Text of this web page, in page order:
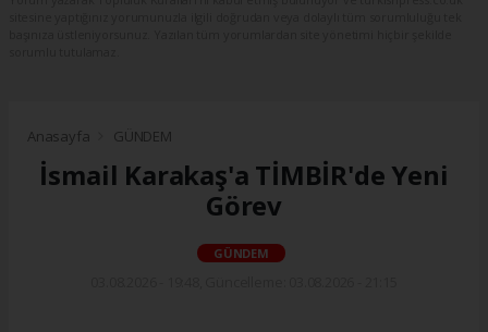
Anasayfa GÜNDEM
İsmail Karakaş'a TİMBİR'de Yeni
Görev
GÜNDEM